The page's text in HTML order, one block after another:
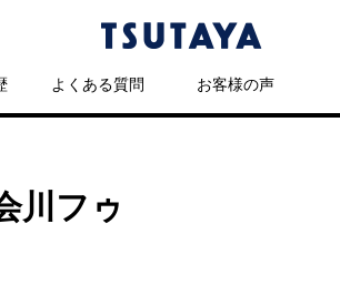
よくある質問 お客様の声
フゥ